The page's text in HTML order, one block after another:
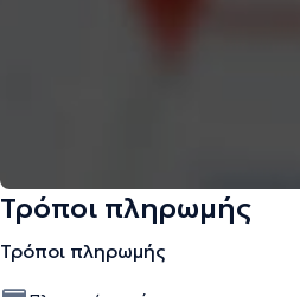
Τρόποι πληρωμής
Τρόποι πληρωμής